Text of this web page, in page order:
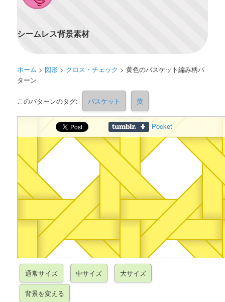
シームレス背景素材
ホーム > 図形 > クロス・チェック >黄色のバスケット編み柄パ
ターン
このパターンのタグ: バスケット 黄
Pocket